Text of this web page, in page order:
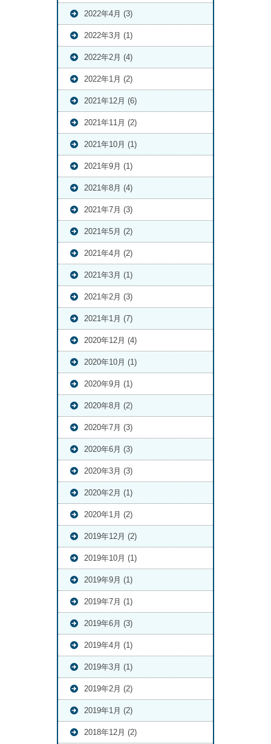
2022年4月 (3)
2022年3月 (1)
2022年2月 (4)
2022年1月 (2)
2021年12月 (6)
2021年11月 (2)
2021年10月 (1)
2021年9月 (1)
2021年8月 (4)
2021年7月 (3)
2021年5月 (2)
2021年4月 (2)
2021年3月 (1)
2021年2月 (3)
2021年1月 (7)
2020年12月 (4)
2020年10月 (1)
2020年9月 (1)
2020年8月 (2)
2020年7月 (3)
2020年6月 (3)
2020年3月 (3)
2020年2月 (1)
2020年1月 (2)
2019年12月 (2)
2019年10月 (1)
2019年9月 (1)
2019年7月 (1)
2019年6月 (3)
2019年4月 (1)
2019年3月 (1)
2019年2月 (2)
2019年1月 (2)
2018年12月 (2)